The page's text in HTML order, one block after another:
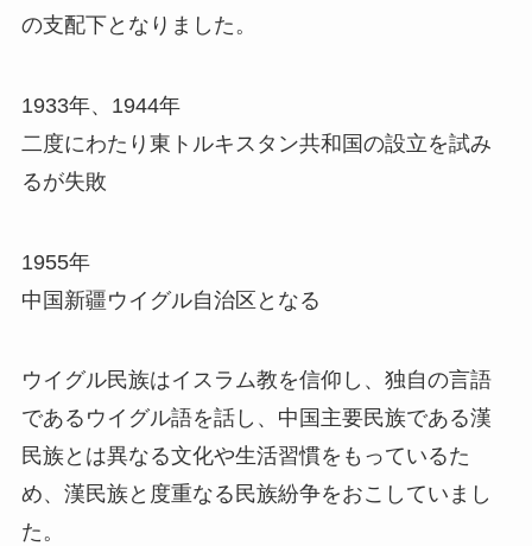
の支配下となりました。
1933年、1944年
二度にわたり東トルキスタン共和国の設立を試み
るが失敗
1955年
中国新疆ウイグル自治区となる
ウイグル民族はイスラム教を信仰し、独自の言語
であるウイグル語を話し、中国主要民族である漢
民族とは異なる文化や生活習慣をもっているた
め、漢民族と度重なる民族紛争をおこしていまし
た。